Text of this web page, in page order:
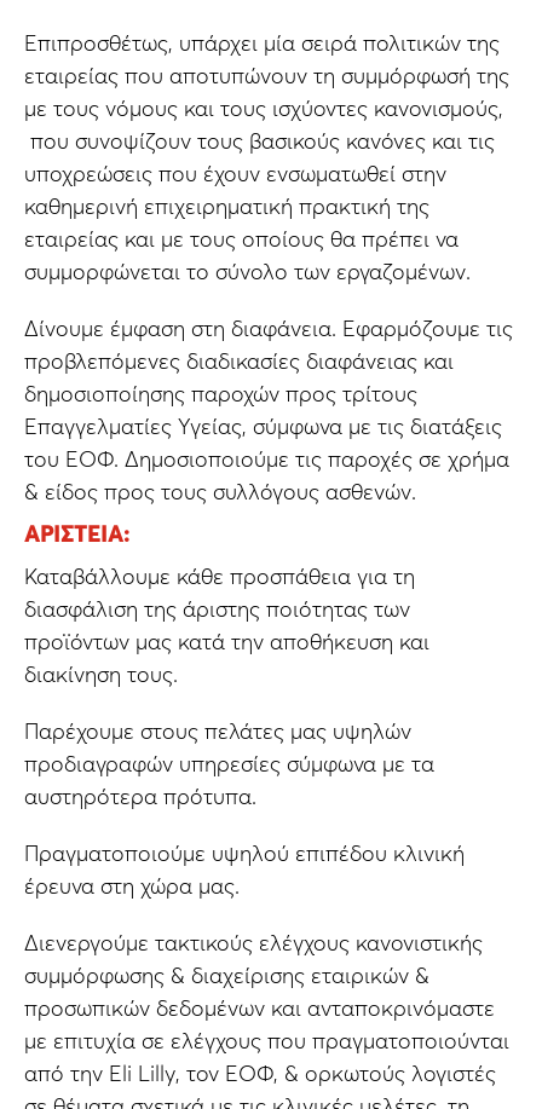
Επιπροσθέτως, υπάρχει μία σειρά πολιτικών της
εταιρείας που αποτυπώνουν τη συμμόρφωσή της
με τους νόμους και τους ισχύοντες κανονισμούς,
που συνοψίζουν τους βασικούς κανόνες και τις
υποχρεώσεις που έχουν ενσωματωθεί στην
καθημερινή επιχειρηματική πρακτική της
εταιρείας και με τους οποίους θα πρέπει να
συμμορφώνεται το σύνολο των εργαζομένων.
Δίνουμε έμφαση στη διαφάνεια. Εφαρμόζουμε τις
προβλεπόμενες διαδικασίες διαφάνειας και
δημοσιοποίησης παροχών προς τρίτους
Επαγγελματίες Υγείας, σύμφωνα με τις διατάξεις
του ΕΟΦ. Δημοσιοποιούμε τις παροχές σε χρήμα
& είδος προς τους συλλόγους ασθενών.
ΑΡΙΣΤΕΊΑ:
Καταβάλλουμε κάθε προσπάθεια για τη
διασφάλιση της άριστης ποιότητας των
προϊόντων μας κατά την αποθήκευση και
διακίνηση τους.
Παρέχουμε στους πελάτες μας υψηλών
προδιαγραφών υπηρεσίες σύμφωνα με τα
αυστηρότερα πρότυπα.
Πραγματοποιούμε υψηλού επιπέδου κλινική
έρευνα στη χώρα μας.
Διενεργούμε τακτικούς ελέγχους κανονιστικής
συμμόρφωσης & διαχείρισης εταιρικών &
προσωπικών δεδομένων και ανταποκρινόμαστε
με επιτυχία σε ελέγχους που πραγματοποιούνται
από την Eli Lilly, τον ΕΟΦ, & ορκωτούς λογιστές